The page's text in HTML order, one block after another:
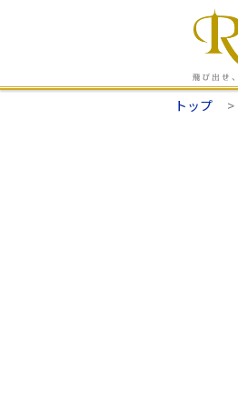
トップ